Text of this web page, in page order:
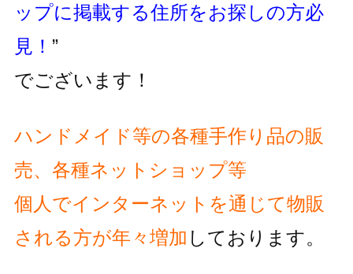
ップに掲載する住所をお探しの方必
見！ ”
でございます！
ハンドメイド等の各種手作り品の販
売、各種ネットショップ等
個人でインターネットを通じて物販
される方が年々増加 しております。